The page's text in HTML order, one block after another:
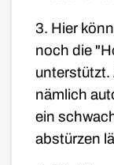
3. Hier
noch die
unterstützt.
nämlich
ein
abstürzen